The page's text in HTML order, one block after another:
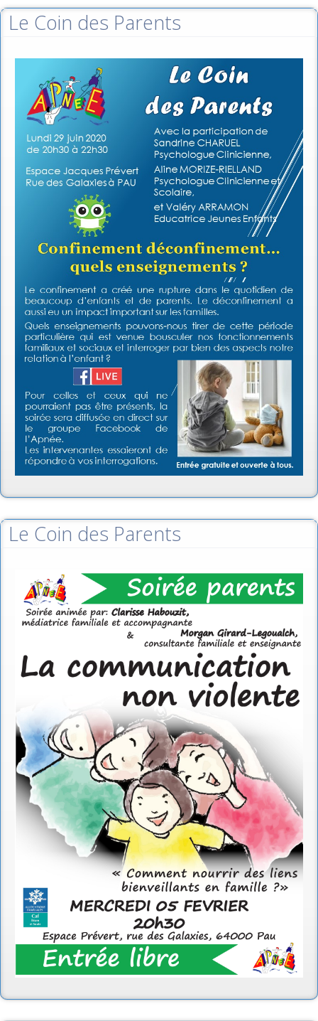
Le Coin des Parents
Le Coin des Parents